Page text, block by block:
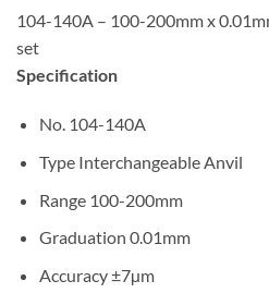
104-140A – 100-200mm x
set
Specification
No. 104-140A
Type Interchangeable Anvil
Range 100-200mm
Graduation 0.01mm
Accuracy ±7µm